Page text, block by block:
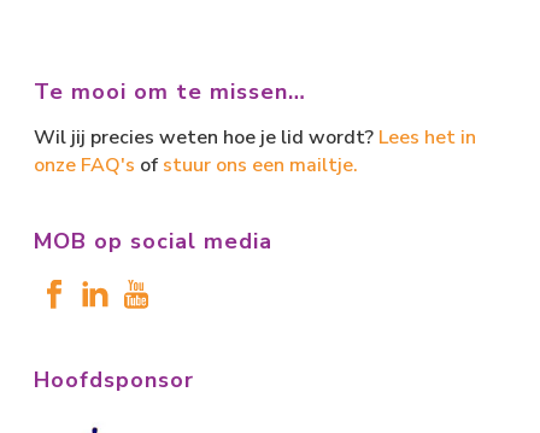
Te mooi om te missen…
Wil jij precies weten hoe je lid wordt? Lees het in
onze FAQ's of stuur ons een mailtje.
MOB op social media
Hoofdsponsor